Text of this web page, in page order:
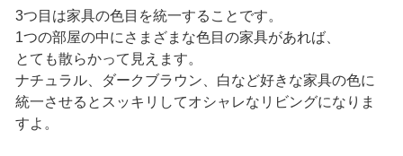
3つ目は家具の色目を統一することです。
1つの部屋の中にさまざまな色目の家具があれば、
とても散らかって見えます。
ナチュラル、ダークブラウン、白など好きな家具の色に
統一させるとスッキリしてオシャレなリビングになりま
すよ。